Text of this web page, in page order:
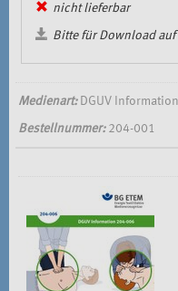
nicht lieferbar
Bitte für Download
Medienart:DGUV
Bestellnummer:204-001